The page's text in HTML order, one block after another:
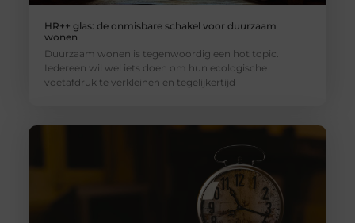
HR++ glas: de onmisbare schakel voor duurzaam
wonen
Duurzaam wonen is tegenwoordig een hot topic.
Iedereen wil wel iets doen om hun ecologische
voetafdruk te verkleinen en tegelijkertijd